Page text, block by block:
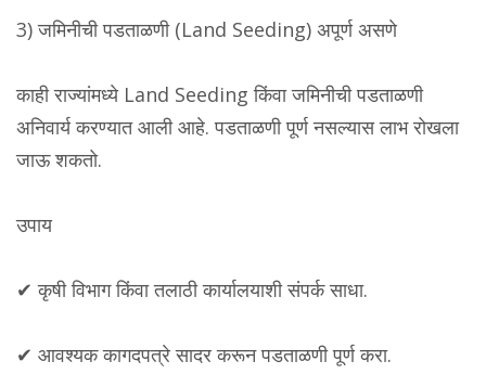
3) जमिनीची पडताळणी (Land Seeding) अपूर्ण असणे
काही राज्यांमध्ये Land Seeding किंवा जमिनीची पडताळणी
अनिवार्य करण्यात आली आहे. पडताळणी पूर्ण नसल्यास लाभ रोखला
जाऊ शकतो.
उपाय
✔ कृषी विभाग किंवा तलाठी कार्यालयाशी संपर्क साधा.
✔ आवश्यक कागदपत्रे सादर करून पडताळणी पूर्ण करा.